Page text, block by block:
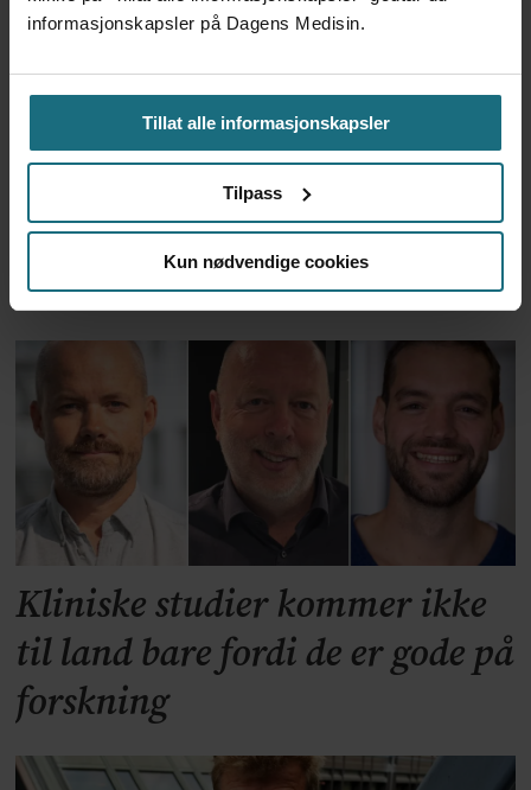
informasjonskapsler på Dagens Medisin.
Tillat alle informasjonskapsler
Tilpass
Kun nødvendige cookies
Feilen i apotekenes IT-
system er løst
Kliniske studier kommer ikke
til land bare fordi de er gode på
forskning